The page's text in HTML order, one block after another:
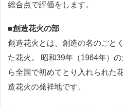
総合点で評価をします。
■創造花火の部
創造花火とは、創造の名のごと
た花火。 昭和39年（1964年）
ら全国で初めてとり入れられた
造花火の発祥地です。